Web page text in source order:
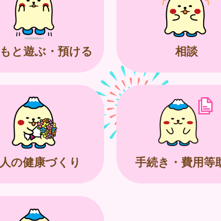
と遊ぶ・預ける 相談
の健康づくり 手続き・費用等